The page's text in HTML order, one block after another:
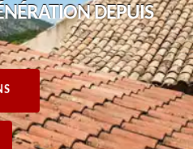
DEPUIS